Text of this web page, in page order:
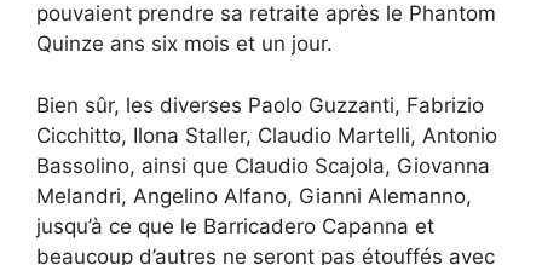
pouvaient prendre sa retraite après le Phantom
Quinze ans six mois et un jour.
Bien sûr, les diverses Paolo Guzzanti, Fabrizio
Cicchitto, Ilona Staller, Claudio Martelli, Antonio
Bassolino, ainsi que Claudio Scajola, Giovanna
Melandri, Angelino Alfano, Gianni Alemanno,
jusqu’à ce que le Barricadero Capanna et
beaucoup d’autres ne seront pas étouffés avec